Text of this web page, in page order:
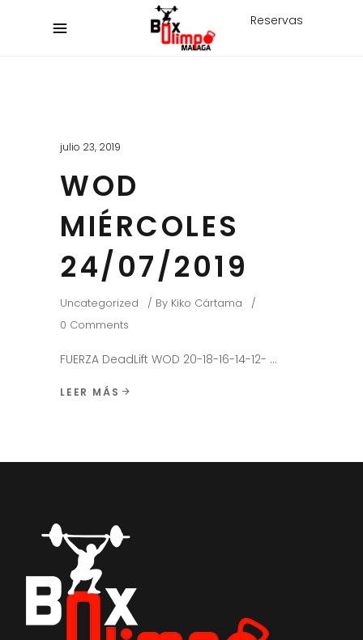
Reservas
julio 23, 2019
WOD
MIÉRCOLES
24/07/2019
Uncategorized By Kiko Cártama
0 Comments
FUERZA DeadLift WOD 20-18-16-14-12-
LEER MÁS